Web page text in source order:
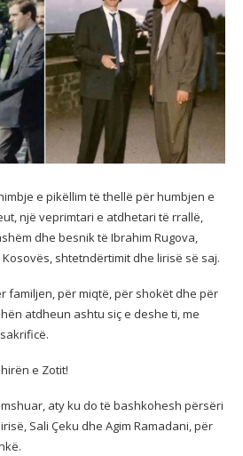
e pikëllim të thellë për humbjen e
një veprimtari e atdhetari të rrallë,
dhe besnik të Ibrahim Rugova,
shtetndërtimit dhe lirisë së saj.
familjen, për miqtë, për shokët dhe për
atdheun ashtu siç e deshe ti, me
e Zotit!
aty ku do të bashkohesh përsëri
Sali Çeku dhe Agim Ramadani, për